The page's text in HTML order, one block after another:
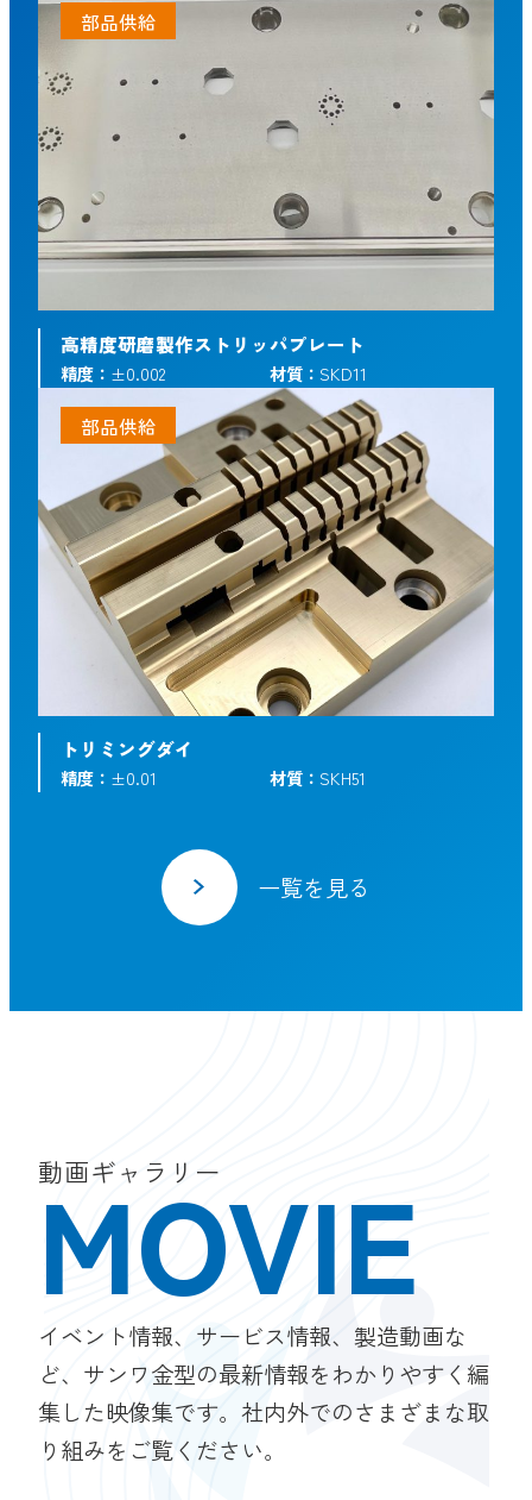
一覧を見る
部品供給
高精度研磨製作ストリッパプレート
精度： ±0.002 材質： SKD11
部品供給
トリミングダイ
精度： ±0.01 材質： SKH51
動画ギャラリー
MOVIE
イベント情報、サービス情報、製造動画な
ど、サンワ金型の最新情報をわかりやすく編
集した映像集です。 社内外でのさまざまな取
り組みをご覧ください。